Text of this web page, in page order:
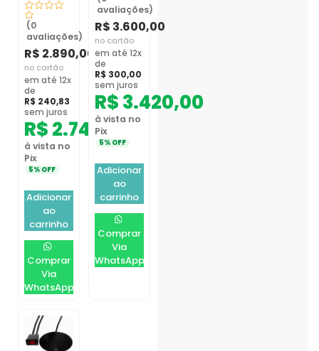
(0
avaliações)
R$ 2.890,00
no cartão
em até 12x
de
R$ 240,83
sem juros
R$2.745,50
à vista no
Pix
5% OFF
Adicionar
ao
carrinho
Comprar
Via
WhatsApp
avaliações)
R$ 3.600,00
no cartão
em até 12x
de
R$ 300,00
sem juros
R$3.420,00
à vista no
Pix
5% OFF
Adicionar
ao
carrinho
Comprar
Via
WhatsApp